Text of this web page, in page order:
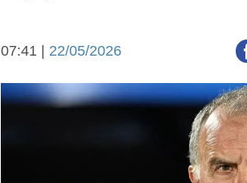
07:41 | 22/05/2026